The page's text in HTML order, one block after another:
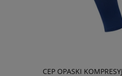
CEP OPASKI